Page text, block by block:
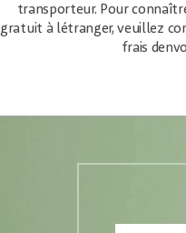
transporteur. Pour
gratuit à létranger, veuillez
frais